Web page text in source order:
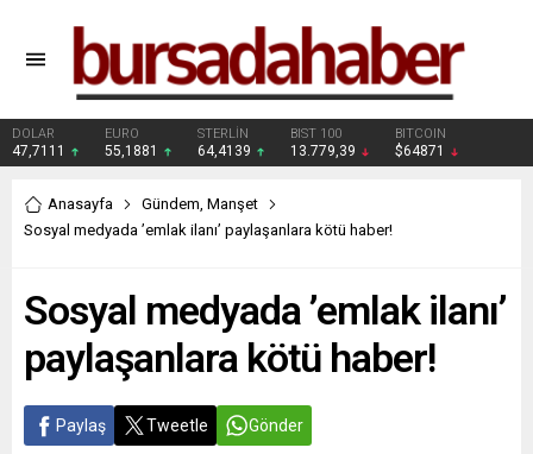
DOLAR
47,7111
EURO
55,1881
STERLİN
64,4139
BIST 100
13.779,39
BITCOIN
$64871
Anasayfa Gündem, Manşet
Sosyal medyada ’emlak ilanı’ paylaşanlara kötü haber!
Sosyal medyada ’emlak ilanı’
paylaşanlara kötü haber!
Paylaş Tweetle Gönder